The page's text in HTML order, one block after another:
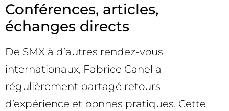
Conférences, articles,
échanges directs
De SMX à d’autres rendez-vous
internationaux, Fabrice Canel a
régulièrement partagé retours
d’expérience et bonnes pratiques. Cette